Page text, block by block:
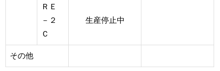
ＲＥ
－２
Ｃ
生産停止中
その他